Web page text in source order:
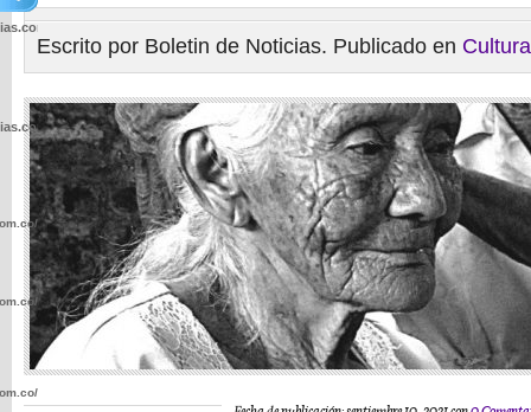
Escrito por Boletin de Noticias. Publicado en Cultura
wp-
wp-
wp-
wp-
wp-